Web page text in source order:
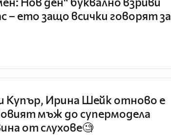
– ето защо всички говорят за
Купър, Ирина Шейк отново е
мъж до супермодела
от слухове🧐